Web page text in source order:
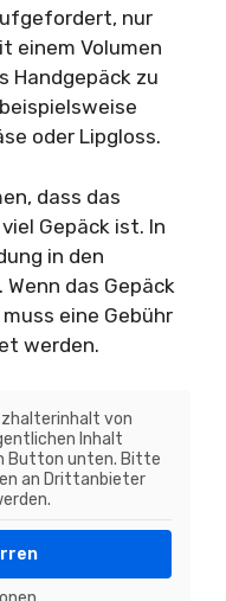
nur
einem Volumen
Handgepäck zu
oder Lipgloss.
dass das
Gepäck ist. In
in den
das Gepäck
eine Gebühr
werden.
von
Inhalt
Button unten. Bitte
an Drittanbieter